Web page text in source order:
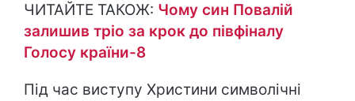
ЧИТАЙТЕ ТАКОЖ: Чому син Повалій
залишив тріо за крок до півфіналу
Голосу країни-8
Під час виступу Христини символічні